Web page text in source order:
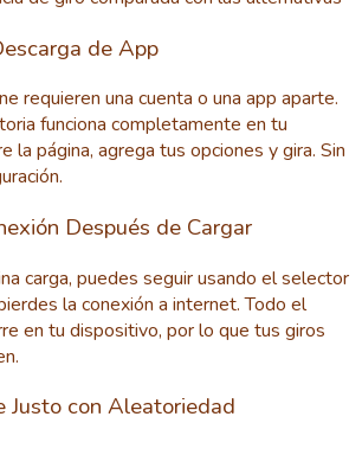
de App
requieren una cuenta o una app aparte.
funciona completamente en tu
la página, agrega tus opciones y gira. Sin
Después de Cargar
carga, puedes seguir usando el selector
la conexión a internet. Todo el
en tu dispositivo, por lo que tus giros
Justo con Aleatoriedad